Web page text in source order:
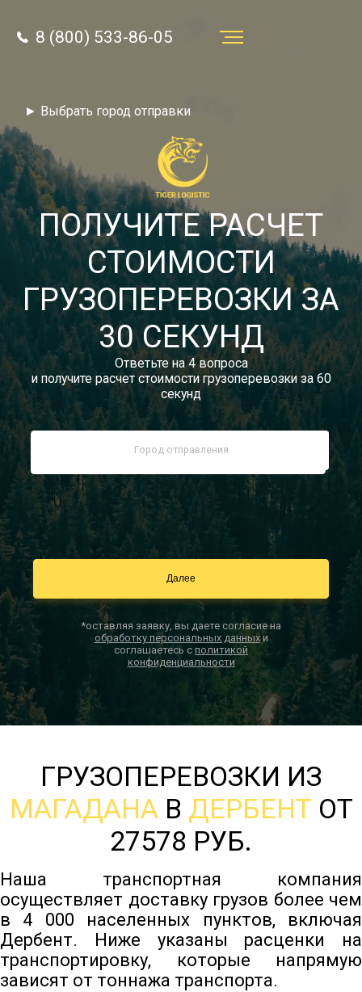
8 (800) 533-86-05
Звонок по России бесплатный
autotransport24@yandex.ru
Заказать звонок
Тарифы
Отзывы
Статьи
Новости
Документы
Контакты
► Выбрать город отправки
8 (800) 533-86-05
ПОЛУЧИТЕ РАСЧЕТ
СТОИМОСТИ
ГРУЗОПЕРЕВОЗКИ ЗА
30 СЕКУНД
Ответьте на 4 вопроса
и получите расчет стоимости грузоперевозки за 60
секунд
*оставляя заявку, вы даете согласие на
обработку персональных данныхи
соглашаетесь с политикой
конфиденциальности
ГРУЗОПЕРЕВОЗКИ ИЗ
МАГАДАНАВ ДЕРБЕНТ ОТ
27578 РУБ.
Наша транспортная компания
осуществляет доставку грузов более чем
в 4 000 населенных пунктов, включая
Дербент. Ниже указаны расценки на
транспортировку, которые напрямую
зависят от тоннажа транспорта.